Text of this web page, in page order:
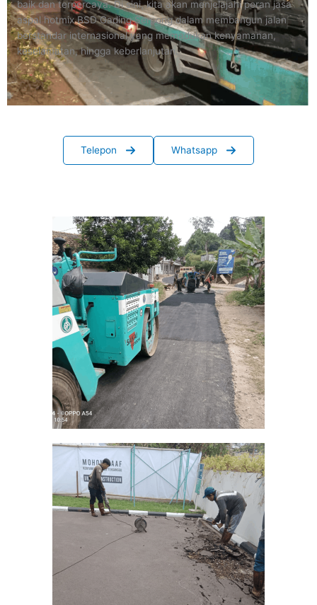
baik dan terpercaya. Di sini, kita akan menjelajahi peran jasa
aspal hotmix BSD Gading Serpong dalam membangun jalan
berstandar internasional yang memadukan kenyamanan,
keselamatan, hingga keberlanjutan.
Telepon Whatsapp